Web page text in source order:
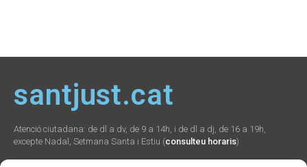
santjust.cat
Atenció ciutadana: de dl a dv, de 9 a 14h, i de dl a dj, de 16 a 19h,
excepte Nadal, Setmana Santa i Estiu (consulteu horaris)